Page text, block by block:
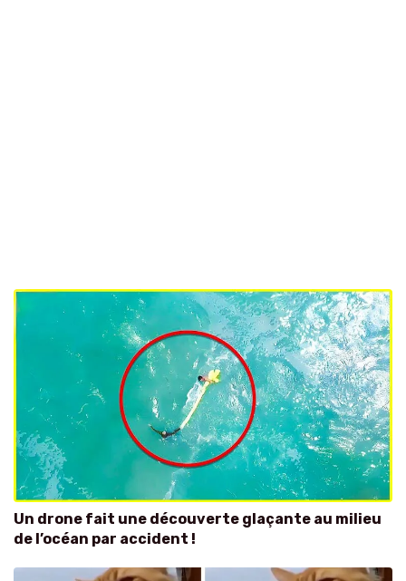
Un drone fait une découverte glaçante au milieu
de l’océan par accident !